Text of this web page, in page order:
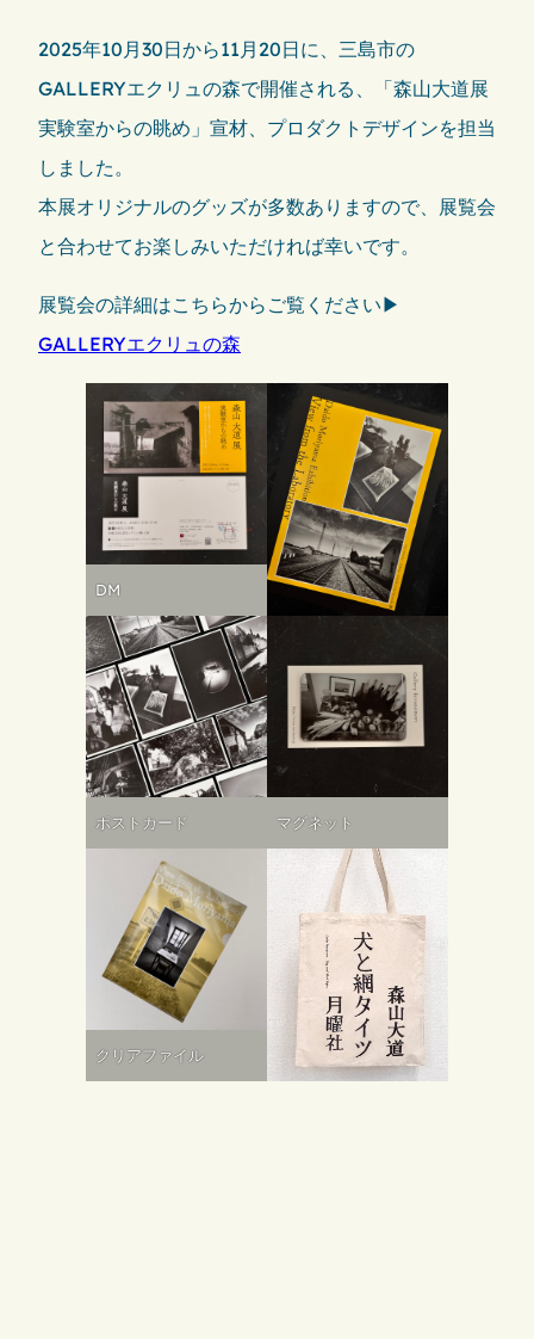
2025年10月30日から11月20日に、三島市の
GALLERYエクリュの森で開催される、「森山大道展
実験室からの眺め」宣材、プロダクトデザインを担当
しました。
本展オリジナルのグッズが多数ありますので、展覧会
と合わせてお楽しみいただければ幸いです。
展覧会の詳細はこちらからご覧ください▶︎
GALLERYエクリュの森
DM
ポストカード マグネット
クリアファイル